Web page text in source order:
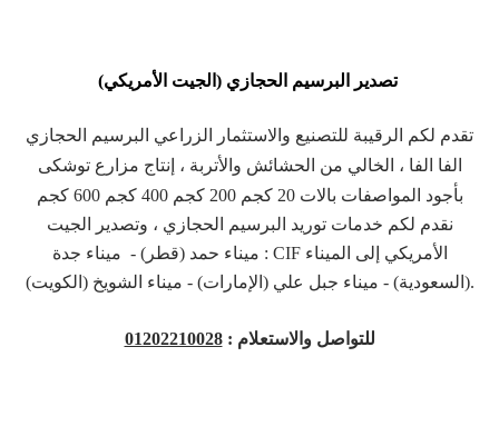
تصدير البرسيم الحجازي (الجيت الأمريكي)
تقدم لكم الرقيبة للتصنيع والاستثمار الزراعي البرسيم الحجازي
الفا الفا ، الخالي من الحشائش والأتربة ، إنتاج مزارع توشكى
بأجود المواصفات بالات 20 كجم 200 كجم 400 كجم 600 كجم
نقدم لكم خدمات توريد البرسيم الحجازي ، وتصدير الجيت
الأمريكي إلى الميناءCIF : ميناء حمد (قطر) - ميناء جدة
(السعودية) - ميناء جبل علي (الإمارات) - ميناء الشويخ (الكويت).
للتواصل والاستعلام :01202210028